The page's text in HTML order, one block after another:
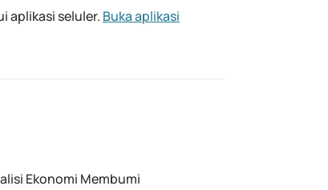
aplikasi seluler. Buka aplikasi
Ekonomi Membumi